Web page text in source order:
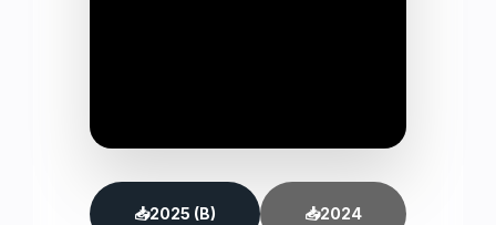
📥2025 (B) 📥2024